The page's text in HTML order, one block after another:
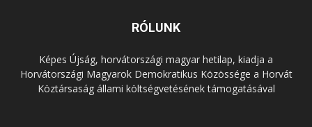
RÓLUNK
Képes Újság, horvátországi magyar hetilap, kiadja a
Horvátországi Magyarok Demokratikus Közössége a Horvát
Köztársaság állami költségvetésének támogatásával